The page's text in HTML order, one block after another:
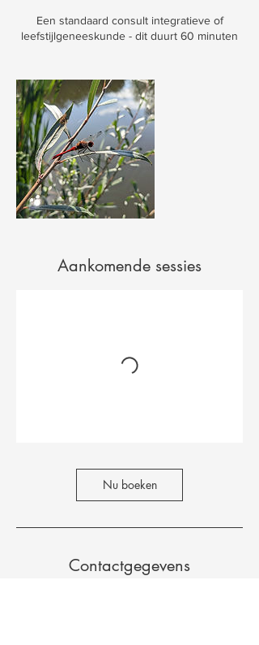
Een standaard consult integratieve of
leefstijlgeneeskunde - dit duurt 60 minuten
Aankomende sessies
Nu boeken
Contactgegevens